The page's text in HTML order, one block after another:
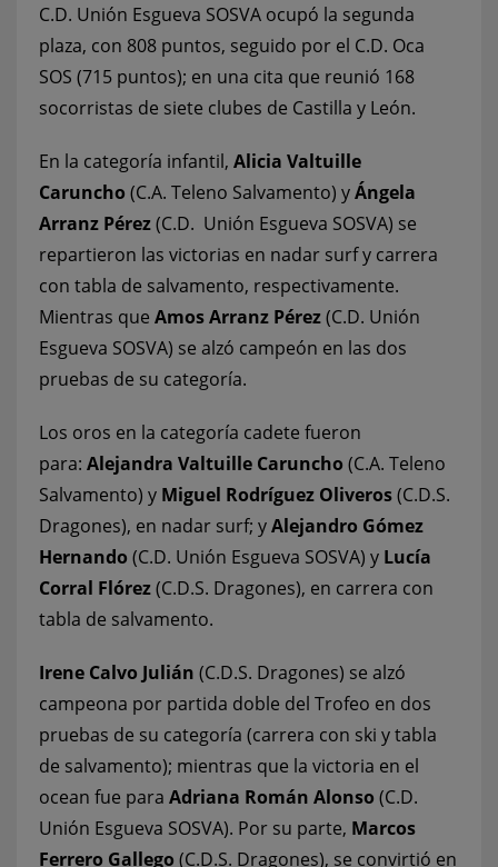
C.D. Unión Esgueva SOSVA ocupó la segunda
plaza, con 808 puntos, seguido por el C.D. Oca
SOS (715 puntos); en una cita que reunió 168
socorristas de siete clubes de Castilla y León.
En la categoría infantil, Alicia Valtuille
Caruncho (C.A. Teleno Salvamento) yÁngela
Arranz Pérez(C.D. Unión Esgueva SOSVA) se
repartieron las victorias en nadar surf y carrera
con tabla de salvamento, respectivamente.
Mientras que Amos Arranz Pérez(C.D. Unión
Esgueva SOSVA) se alzó campeón en las dos
pruebas de su categoría.
Los oros en la categoría cadete fueron
para: Alejandra Valtuille Caruncho (C.A. Teleno
Salvamento) y Miguel Rodríguez Oliveros(C.D.S.
Dragones), en nadar surf; yAlejandro Gómez
Hernando (C.D. Unión Esgueva SOSVA) y Lucía
Corral Flórez(C.D.S. Dragones), en carrera con
tabla de salvamento.
Irene Calvo Julián (C.D.S. Dragones) se alzó
campeona por partida doble del Trofeo en dos
pruebas de su categoría (carrera con ski y tabla
de salvamento); mientras que la victoria en el
ocean fue para Adriana Román Alonso (C.D.
Unión Esgueva SOSVA). Por su parte, Marcos
Ferrero Gallego (C.D.S. Dragones), se convirtió en